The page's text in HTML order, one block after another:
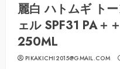
麗白 ハトムギ ト
ェル SPF31 PA＋
250ML
PIKAKICHI2015@GMAIL.COM